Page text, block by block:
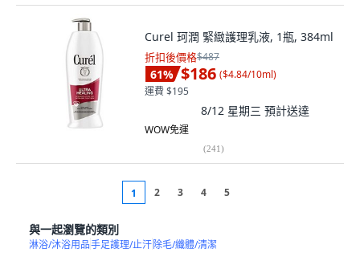
Curel 珂潤 緊緻護理乳液, 1瓶, 384ml
折扣後價格$487
61% $186 ($4.84/10ml)
運費 $195
8/12 星期三 預計送達
WOW免運
(241)
1 2 3 4 5
與一起瀏覽的類別
淋浴/沐浴用品手足護理/止汗除毛/纖體/清潔